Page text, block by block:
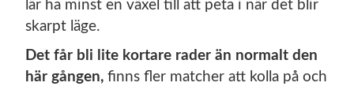
lär ha minst en växel till att peta i när det blir
skarpt läge.
Det får bli lite kortare rader än normalt den
här gången, finns fler matcher att kolla på och